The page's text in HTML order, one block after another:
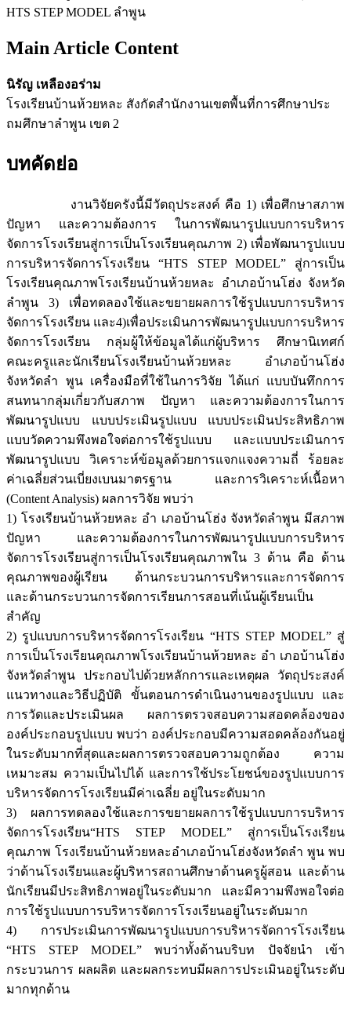
HTS STEP MODEL ลำพูน
Main Article Content
นิรัญ เหลืองอร่าม
โรงเรียนบ้านห้วยหละ สังกัดสํานักงานเขตพื้นที่การศึกษาประ
ถมศึกษาลําพูน เขต 2
บทคัดย่อ
งานวิจัยครังนี้มีวัตถุประสงค์ คือ 1) เพื่อศึกษาสภาพ
ปัญหา และความต้องการ ในการพัฒนารูปแบบการบริหาร
จัดการโรงเรียนสู่การเป็นโรงเรียนคุณภาพ 2) เพื่อพัฒนารูปแบบ
การบริหารจัดการโรงเรียน “HTS STEP MODEL” สู่การเป็น
โรงเรียนคุณภาพโรงเรียนบ้านห้วยหละ อำเภอบ้านโฮ่ง จังหวัด
ลำพูน 3) เพื่อทดลองใช้และขยายผลการใช้รูปแบบการบริหาร
จัดการโรงเรียน และ4)เพื่อประเมินการพัฒนารูปแบบการบริหาร
จัดการโรงเรียน กลุ่มผู้ให้ข้อมูลได้แก่ผู้บริหาร ศึกษานิเทศก์
คณะครูและนักเรียนโรงเรียนบ้านห้วยหละ อำเภอบ้านโฮ่ง
จังหวัดลำ พูน เครื่องมือที่ใช้ในการวิจัย ได้แก่ แบบบันทึกการ
สนทนากลุ่มเกี่ยวกับสภาพ ปัญหา และความต้องการในการ
พัฒนารูปแบบ แบบประเมินรูปแบบ แบบประเมินประสิทธิภาพ
แบบวัดความพึงพอใจต่อการใช้รูปแบบ และแบบประเมินการ
พัฒนารูปแบบ วิเคราะห์ข้อมูลด้วยการแจกแจงความถี่ ร้อยละ
ค่าเฉลี่ยส่วนเบี่ยงเบนมาตรฐาน และการวิเคราะห์เนื้อหา
(Content Analysis) ผลการวิจัย พบว่า
1) โรงเรียนบ้านห้วยหละ อำ เภอบ้านโฮ่ง จังหวัดลำพูน มีสภาพ
ปัญหา และความต้องการในการพัฒนารูปแบบการบริหาร
จัดการโรงเรียนสู่การเป็นโรงเรียนคุณภาพใน 3 ด้าน คือ ด้าน
คุณภาพของผู้เรียน ด้านกระบวนการบริหารและการจัดการ
และด้านกระบวนการจัดการเรียนการสอนที่เน้นผู้เรียนเป็น
สำคัญ
2) รูปแบบการบริหารจัดการโรงเรียน “HTS STEP MODEL” สู่
การเป็นโรงเรียนคุณภาพโรงเรียนบ้านห้วยหละ อำ เภอบ้านโฮ่ง
จังหวัดลำพูน ประกอบไปด้วยหลักการและเหตุผล วัตถุประสงค์
แนวทางและวิธีปฏิบัติ ขั้นตอนการดำเนินงานของรูปแบบ และ
การวัดและประเมินผล ผลการตรวจสอบความสอดคล้องของ
องค์ประกอบรูปแบบ พบว่า องค์ประกอบมีความสอดคล้องกันอยู่
ในระดับมากที่สุดและผลการตรวจสอบความถูกต้อง ความ
เหมาะสม ความเป็นไปได้ และการใช้ประโยชน์ของรูปแบบการ
บริหารจัดการโรงเรียนมีค่าเฉลี่ย อยู่ในระดับมาก
3) ผลการทดลองใช้และการขยายผลการใช้รูปแบบการบริหาร
จัดการโรงเรียน“HTS STEP MODEL” สู่การเป็นโรงเรียน
คุณภาพ โรงเรียนบ้านห้วยหละอำเภอบ้านโฮ่งจังหวัดลำ พูน พบ
ว่าด้านโรงเรียนและผู้บริหารสถานศึกษาด้านครูผู้สอน และด้าน
นักเรียนมีประสิทธิภาพอยู่ในระดับมาก และมีความพึงพอใจต่อ
การใช้รูปแบบการบริหารจัดการโรงเรียนอยู่ในระดับมาก
4) การประเมินการพัฒนารูปแบบการบริหารจัดการโรงเรียน
“HTS STEP MODEL” พบว่าทั้งด้านบริบท ปัจจัยนำ เข้า
กระบวนการ ผลผลิต และผลกระทบมีผลการประเมินอยู่ในระดับ
มากทุกด้าน